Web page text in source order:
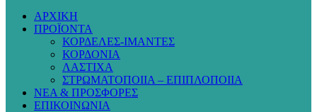
ΑΡΧΙΚΗ
ΠΡΟΪΟΝΤΑ
ΚΟΡΔΕΛΕΣ-ΙΜΑΝΤΕΣ
ΚΟΡΔΟΝΙΑ
ΛΑΣΤΙΧΑ
ΣΤΡΩΜΑΤΟΠΟΙΙΑ – ΕΠΙΠΛΟΠΟΙΙΑ
ΝΕΑ & ΠΡΟΣΦΟΡΕΣ
ΕΠΙΚΟΙΝΩΝΙΑ